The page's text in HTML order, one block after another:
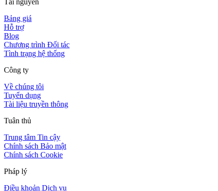
Bảng giá
Hỗ trợ
Blog
Chương trình Đối tác
Tình trạng hệ thống
Công ty
Về chúng tôi
Tuyển dụng
Tài liệu truyền thông
Tuân thủ
Trung tâm Tin cậy
Chính sách Bảo mật
Chính sách Cookie
Pháp lý
Điều khoản Dịch vụ